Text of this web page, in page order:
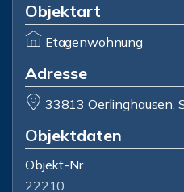
Objektart
Etagenwohnung
Adresse
33813 Oerlinghausen,
Objektdaten
Objekt-Nr.
22210